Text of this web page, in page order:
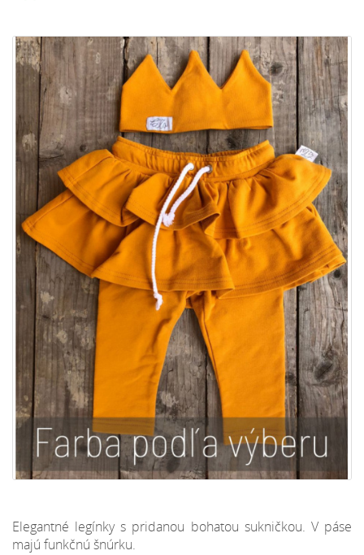
Elegantné legínky s pridanou bohatou sukničkou. V páse
majú funkčnú šnúrku.